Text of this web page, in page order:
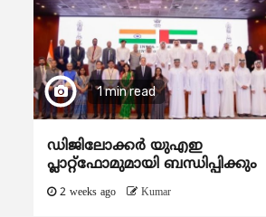
1 min read
ഡിജിലോക്കര്‍ യുഎഇ
പ്ലാറ്റ്ഫോമുമായി ബന്ധിപ്പിക്കും
2 weeks ago Kumar